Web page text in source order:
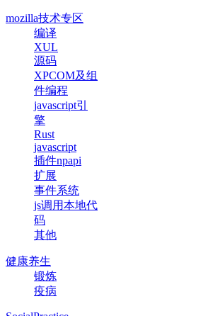
mozilla技术专区
编译
XUL
源码
XPCOM及组
件编程
javascript引
擎
Rust
javascript
插件npapi
扩展
事件系统
js调用本地代
码
其他
健康养生
锻炼
疫病